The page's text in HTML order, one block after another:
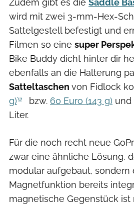
Zudem gibt es die Saddle
wird mit zwei 3-mm-Hex-
Sattelgestell befestigt und
Filmen so eine super
Bike Buddy dicht hinter dir
ebenfalls an die Halterung
Satteltaschen von Fidlock
g)
bzw. 60 Euro (143 g) und
Liter.
Für die noch recht neue
zwar eine ähnliche Lösung,
modular aufgebaut, sondern
Magnetfunktion bereits
magnetische Gegenstück ist